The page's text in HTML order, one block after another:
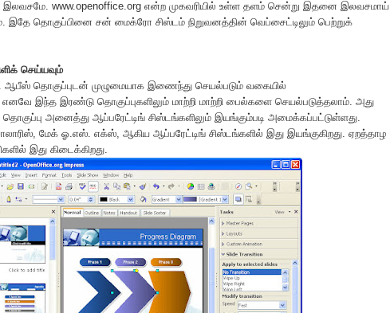
இலவசமே. www.openoffice.org என்ற முகவரியில் உள்ள தளம் சென்று இதனை இலவசமாய்
இதே தொகுப்பினை சன் மைக்ரோ சிஸ்டம் நிறுவனத்தின் வெப்சைட்டிலும் பெற்றுக்
செய்யவும்
ஆபீஸ் தொகுப்புடன் முழுமையாக இணைந்து செயல்படும் வகையில்
இந்த இரண்டு தொகுப்புகளிலும் மாற்றி மாற்றி பைல்களை செயல்படுத்தலாம். அது
அனைத்து ஆப்பரேட்டிங் சிஸ்டங்களிலும் இயங்கும்படி அமைக்கப்பட்டுள்ளது.
மேக் ஓ.எஸ். எக்ஸ், ஆகிய ஆப்பரேட்டிங் சிஸ்டங்களில் இது இயங்குகிறது. ஏறத்தாழ
இது கிடைக்கிறது.